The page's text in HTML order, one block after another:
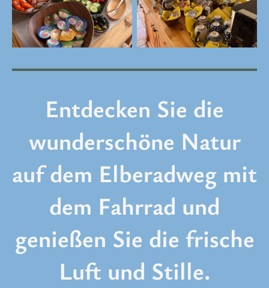
Entdecken Sie die
wunderschöne Natur
auf dem Elberadweg mit
dem Fahrrad und
genießen Sie die frische
Luft und Stille.